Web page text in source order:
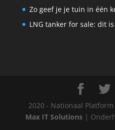
Zo geef je je tuin in één
LNG tanker for sale: dit
2020 - Nationaal
Max IT Solutions|